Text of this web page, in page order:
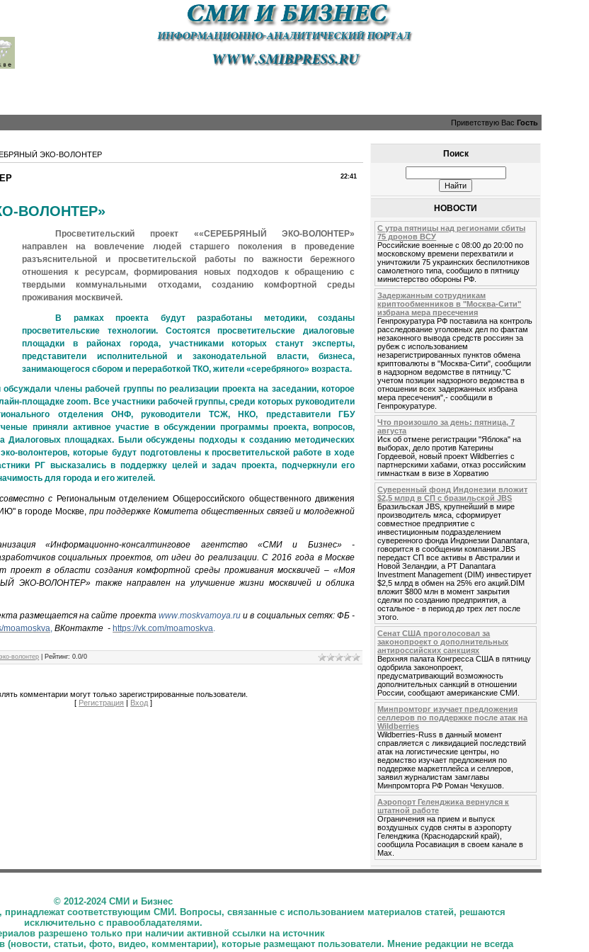
Приветствую Вас Гость
ЭКО-ВОЛОНТЕР
22:41
ВОЛОНТЕР»
Просветительский проект ««СЕРЕБРЯНЫЙ ЭКО-ВОЛОНТЕР»
направлен на вовлечение людей старшего поколения в проведение
разъяснительной и просветительской работы по важности бережного
отношения к ресурсам, формирования новых подходов к обращению с
твердыми коммунальными отходами, созданию комфортной среды
проживания москвичей.
В рамках проекта будут разработаны методики, созданы
просветительские технологии. Состоятся просветительские диалоговые
площадки в районах города, участниками которых станут эксперты,
представители исполнительной и законодательной власти, бизнеса,
занимающегося сбором и переработкой ТКО, жители «серебряного» возраста.
члены рабочей группы по реализации проекта на заседании, которое
площадке zoom. Все участники рабочей группы, среди которых руководители
отделения ОНФ, руководители ТСЖ, НКО, представители ГБУ
приняли активное участие в обсуждении программы проекта, вопросов,
Диалоговых площадках. Были обсуждены подходы к созданию методических
волонтеров, которые будут подготовлены к просветительской работе в ходе
РГ высказались в поддержку целей и задач проекта, подчеркнули его
для города и его жителей.
с Региональным отделением Общероссийского общественного движения
в городе Москве,при поддержке Комитета общественных связей и молодежной
«Информационно-консалтинговое агентство «СМИ и Бизнес» -
социальных проектов, от идеи до реализации. С 2016 года в Москве
проект в области создания комфортной среды проживания москвичей – «Моя
ЭКО-ВОЛОНТЕР» также направлен на улучшение жизни москвичей и облика
размещается на сайте проекта www.moskvamoya.ruи в социальных сетях: ФБ -
moamoskva, ВКонтакте - https://vk.com/moamoskva.
эко-волонтер Рейтинг: 0.0/0
комментарии могут только зарегистрированные пользователи.
[ Регистрация | Вход ]
Поиск
НОВОСТИ
С утра пятницы над регионами сбиты
75 дронов ВСУ
Российские военные с 08:00 до 20:00 по
московскому времени перехватили и
уничтожили 75 украинских беспилотников
самолетного типа, сообщило в пятницу
министерство обороны РФ.
Задержанным сотрудникам
криптообменников в "Москва-Сити"
избрана мера пресечения
Генпрокуратура РФ поставила на контроль
расследование уголовных дел по фактам
незаконного вывода средств россиян за
рубеж с использованием
незарегистрированных пунктов обмена
криптовалюты в "Москва-Сити", сообщили
в надзорном ведомстве в пятницу."С
учетом позиции надзорного ведомства в
отношении всех задержанных избрана
мера пресечения",- сообщили в
Генпрокуратуре.
Что произошло за день: пятница, 7
августа
Иск об отмене регистрации "Яблока" на
выборах, дело против Катерины
Гордеевой, новый проект Wildberries с
партнерскими хабами, отказ российским
гимнасткам в визе в Хорватию
Суверенный фонд Индонезии вложит
$2,5 млрд в СП с бразильской JBS
Бразильская JBS, крупнейший в мире
производитель мяса, сформирует
совместное предприятие с
инвестиционным подразделением
суверенного фонда Индонезии Danantara,
говорится в сообщении компании.JBS
передаст СП все активы в Австралии и
Новой Зеландии, а PT Danantara
Investment Management (DIM) инвестирует
$2,5 млрд в обмен на 25% его акций.DIM
вложит $800 млн в момент закрытия
сделки по созданию предприятия, а
остальное - в период до трех лет после
этого.
Сенат США проголосовал за
законопроект о дополнительных
антироссийских санкциях
Верхняя палата Конгресса США в пятницу
одобрила законопроект,
предусматривающий возможность
дополнительных санкций в отношении
России, сообщают американские СМИ.
Минпромторг изучает предложения
селлеров по поддержке после атак на
Wildberries
Wildberries-Russ в данный момент
справляется с ликвидацией последствий
атак на логистические центры, но
ведомство изучает предложения по
поддержке маркетплейса и селлеров,
заявил журналистам замглавы
Минпромторга РФ Роман Чекушов.
Аэропорт Геленджика вернулся к
штатной работе
Ограничения на прием и выпуск
воздушных судов сняты в аэропорту
Геленджика (Краснодарский край),
сообщила Росавиация в своем канале в
Мах.
© 2012-2024 СМИ и Бизнес
соответствующим СМИ. Вопросы, связанные с использованием материалов статей, решаются
исключительно с правообладателями.
разрешено только при наличии активной ссылки на источник
(новости, статьи, фото, видео, комментарии), которые размещают пользователи. Мнение редакции не всегда